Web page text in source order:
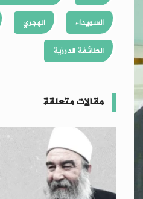
السويداء
الهجري
الطائفة الدرزية
مقالات متعلقة